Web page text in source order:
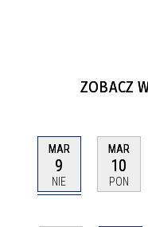
ZOBACZ
MAR
9
NIE
MAR
10
PON